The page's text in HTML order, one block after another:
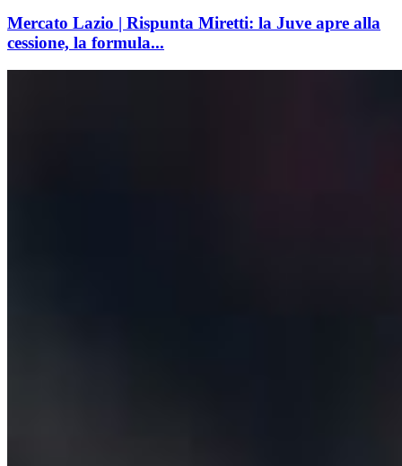
Mercato Lazio | Rispunta Miretti: la Juve apre alla
cessione, la formula...